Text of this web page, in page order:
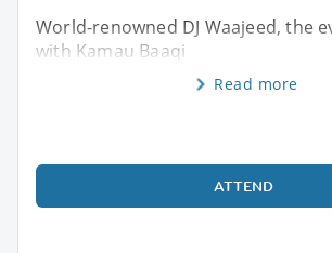
World-renowned DJ Waajeed, the
with Kamau Baaqi
Read more
ATTEND